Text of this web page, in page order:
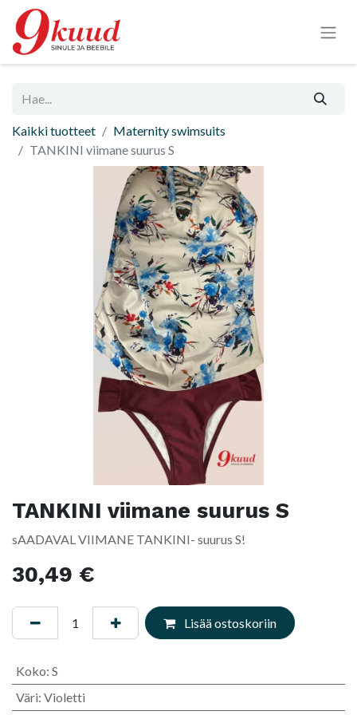
Kaikki tuotteet
Maternity swimsuits
TANKINI viimane suurus S
TANKINI viimane suurus S
sAADAVAL VIIMANE TANKINI- suurus S!
30,49 €
Lisää ostoskoriin
Koko: S
Väri: Violetti